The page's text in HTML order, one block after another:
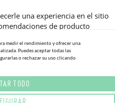
una experiencia en el sitio
de producto
cookie, nos ayuda a mejorar aún
socios publicitarios enviarle
medir el rendimiento y ofrecer una
Puedes aceptar todas las
o rechazar su uso clicando
TODO